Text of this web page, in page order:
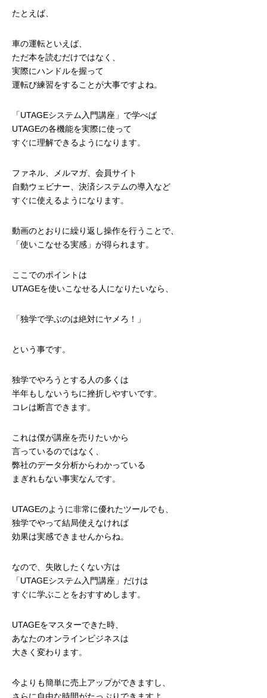
たとえば、
車の運転といえば、
ただ本を読むだけではなく、
実際にハンドルを握って
運転び練習をすることが大事ですよね。
「UTAGEシステム入門講座」で学べば
UTAGEの各機能を実際に使って
すぐに理解できるようになります。
ファネル、メルマガ、会員サイト
自動ウェビナー、決済システムの導入など
すぐに使えるようになります。
動画のとおりに繰り返し操作を行うことで、
「使いこなせる実感」が得られます。
ここでのポイントは
UTAGEを使いこなせる人になりたいなら、
「独学で学ぶのは絶対にヤメろ！」
という事です。
独学でやろうとする人の多くは
半年もしないうちに挫折しやすいです。
コレは断言できます。
これは僕が講座を売りたいから
言っているのではなく、
弊社のデータ分析からわかっている
まぎれもない事実なんです。
UTAGEのように非常に優れたツールでも、
独学でやって結局使えなければ
効果は実感できませんからね。
なので、失敗したくない方は
「UTAGEシステム入門講座」だけは
すぐに学ぶことをおすすめします。
UTAGEをマスターできた時、
あなたのオンラインビジネスは
大きく変わります。
今よりも簡単に売上アップができますし、
さらに自由な時間がたっぷりできますよ。